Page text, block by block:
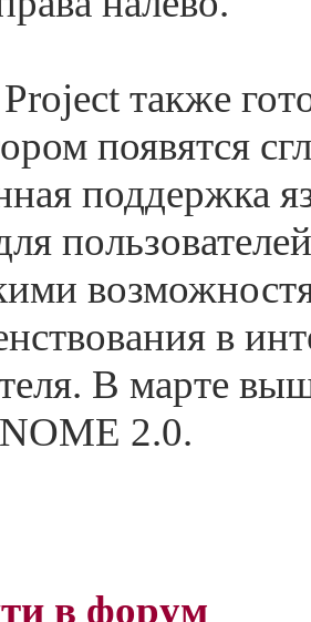
также
появятся
поддержка
в
В марте
2.0.
в форум